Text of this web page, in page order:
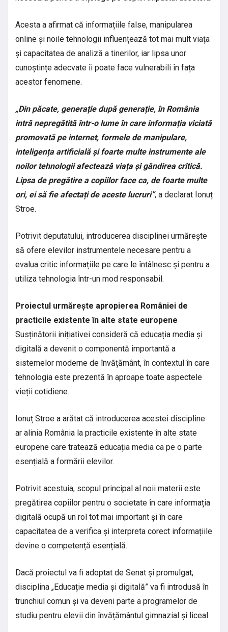
Acesta a afirmat că informațiile false, manipularea
online și noile tehnologii influențează tot mai mult viața
și capacitatea de analiză a tinerilor, iar lipsa unor
cunoștințe adecvate îi poate face vulnerabili în fața
acestor fenomene.
„Din păcate, generație după generație, în România
intră nepregătită într-o lume în care informația viciată
promovată pe internet, formele de manipulare,
inteligența artificială și foarte multe instrumente ale
noilor tehnologii afectează viața și gândirea critică.
Lipsa de pregătire a copiilor face ca, de foarte multe
ori, ei să fie afectați de aceste lucruri”, a declarat Ionuț
Stroe.
Potrivit deputatului, introducerea disciplinei urmărește
să ofere elevilor instrumentele necesare pentru a
evalua critic informațiile pe care le întâlnesc și pentru a
utiliza tehnologia într-un mod responsabil.
Proiectul urmărește apropierea României de
practicile existente în alte state europene
Susținătorii inițiativei consideră că educația media și
digitală a devenit o componentă importantă a
sistemelor moderne de învățământ, în contextul în care
tehnologia este prezentă în aproape toate aspectele
vieții cotidiene.
Ionuț Stroe a arătat că introducerea acestei discipline
ar alinia România la practicile existente în alte state
europene care tratează educația media ca pe o parte
esențială a formării elevilor.
Potrivit acestuia, scopul principal al noii materii este
pregătirea copiilor pentru o societate în care informația
digitală ocupă un rol tot mai important și în care
capacitatea de a verifica și interpreta corect informațiile
devine o competență esențială.
Dacă proiectul va fi adoptat de Senat și promulgat,
disciplina „Educație media și digitală” va fi introdusă în
trunchiul comun și va deveni parte a programelor de
studiu pentru elevii din învățământul gimnazial și liceal.